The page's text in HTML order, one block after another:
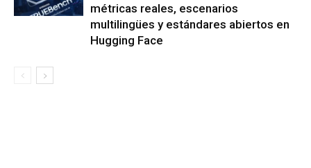
métricas reales, escenarios
multilingües y estándares abiertos en
Hugging Face